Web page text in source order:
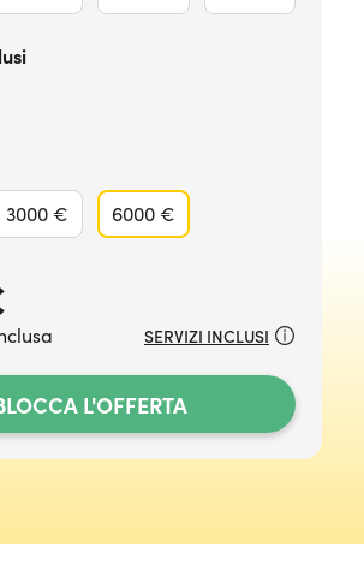
3000 € 6000 €
L'OFFERTA
SERVIZI INCLUSI